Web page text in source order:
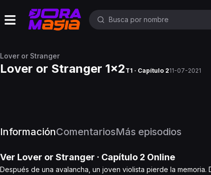
Lover or Stranger
Lover or Stranger 1x2 T1 · Capítulo 211-07-2021
InformaciónComentariosMás episodios
Ver Lover or Stranger · Capítulo 2 Online
Después de una avalancha, un joven violista pierde la